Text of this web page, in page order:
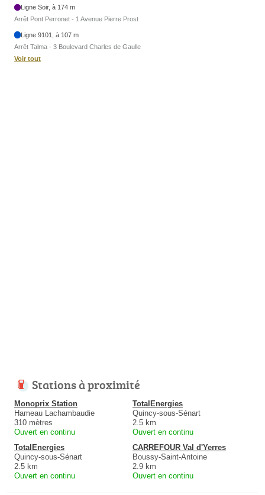
Ligne Soir, à 174 m
Arrêt Pont Perronet - 1 Avenue Pierre Prost
Ligne 9101, à 107 m
Arrêt Talma - 3 Boulevard Charles de Gaulle
Voir tout
Stations à proximité
Monoprix Station
Hameau Lachambaudie
310 mètres
Ouvert en continu
TotalEnergies
Quincy-sous-Sénart
2.5 km
Ouvert en continu
TotalEnergies
Quincy-sous-Sénart
2.5 km
Ouvert en continu
CARREFOUR Val d'Yerres
Boussy-Saint-Antoine
2.9 km
Ouvert en continu